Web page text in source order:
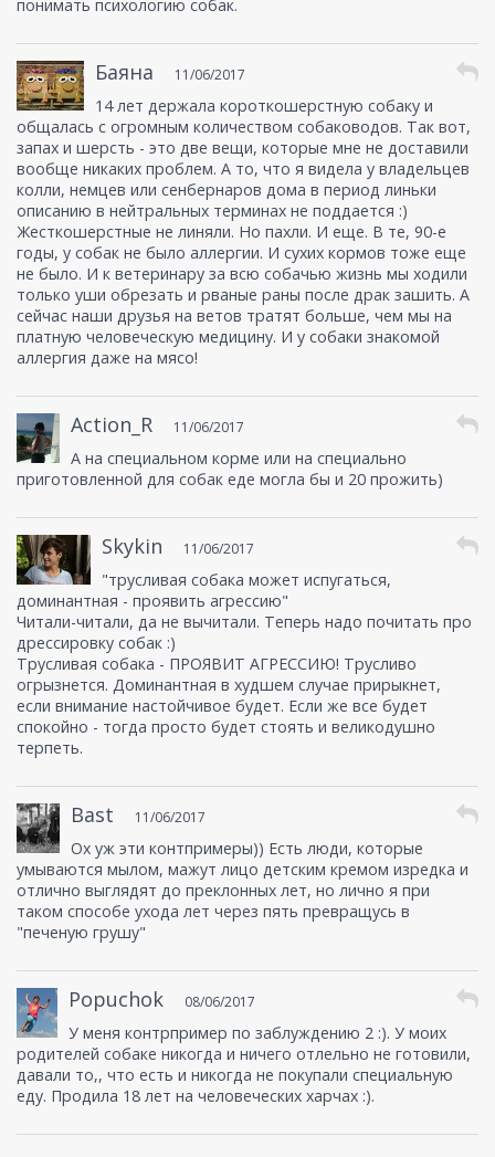
понимать психологию собак.
Баяна 11/06/2017
14 лет держала короткошерстную собаку и
общалась с огромным количеством собаководов. Так вот,
запах и шерсть - это две вещи, которые мне не доставили
вообще никаких проблем. А то, что я видела у владельцев
колли, немцев или сенбернаров дома в период линьки
описанию в нейтральных терминах не поддается :)
Жесткошерстные не линяли. Но пахли. И еще. В те, 90-е
годы, у собак не было аллергии. И сухих кормов тоже еще
не было. И к ветеринару за всю собачью жизнь мы ходили
только уши обрезать и рваные раны после драк зашить. А
сейчас наши друзья на ветов тратят больше, чем мы на
платную человеческую медицину. И у собаки знакомой
аллергия даже на мясо!
Action_R 11/06/2017
А на специальном корме или на специально
приготовленной для собак еде могла бы и 20 прожить)
Skykin 11/06/2017
"трусливая собака может испугаться,
доминантная - проявить агрессию"
Читали-читали, да не вычитали. Теперь надо почитать про
дрессировку собак :)
Трусливая собака - ПРОЯВИТ АГРЕССИЮ! Трусливо
огрызнется. Доминантная в худшем случае прирыкнет,
если внимание настойчивое будет. Если же все будет
спокойно - тогда просто будет стоять и великодушно
терпеть.
Bast 11/06/2017
Ох уж эти контпримеры)) Есть люди, которые
умываются мылом, мажут лицо детским кремом изредка и
отлично выглядят до преклонных лет, но лично я при
таком способе ухода лет через пять превращусь в
"печеную грушу"
Popuchok 08/06/2017
У меня контрпример по заблуждению 2 :). У моих
родителей собаке никогда и ничего отлельно не готовили,
давали то,, что есть и никогда не покупали специальную
еду. Продила 18 лет на человеческих харчах :).